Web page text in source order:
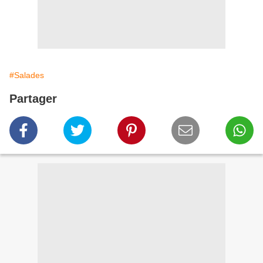
#Salades
Partager